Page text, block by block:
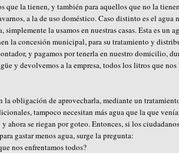
que la tienen, y también para aquellos que no la
a la de uso doméstico. Caso distinto es el agua
la usamos en nuestras casas. Esta es un
la concesión municipal, para su tratamiento y
y pagamos por tenerla en nuestro domicilio,
y devolvemos a la empresa, todos los litros que
la obligación de aprovecharla, mediante un
tampoco necesitan más agua que la que
y ahora se riegan por goteo. Entonces, si los
gastar menos agua, surge la pregunta:
nos enfrentamos todos?